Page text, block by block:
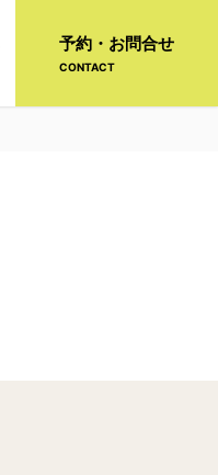
予約・お問合せ
CONTACT